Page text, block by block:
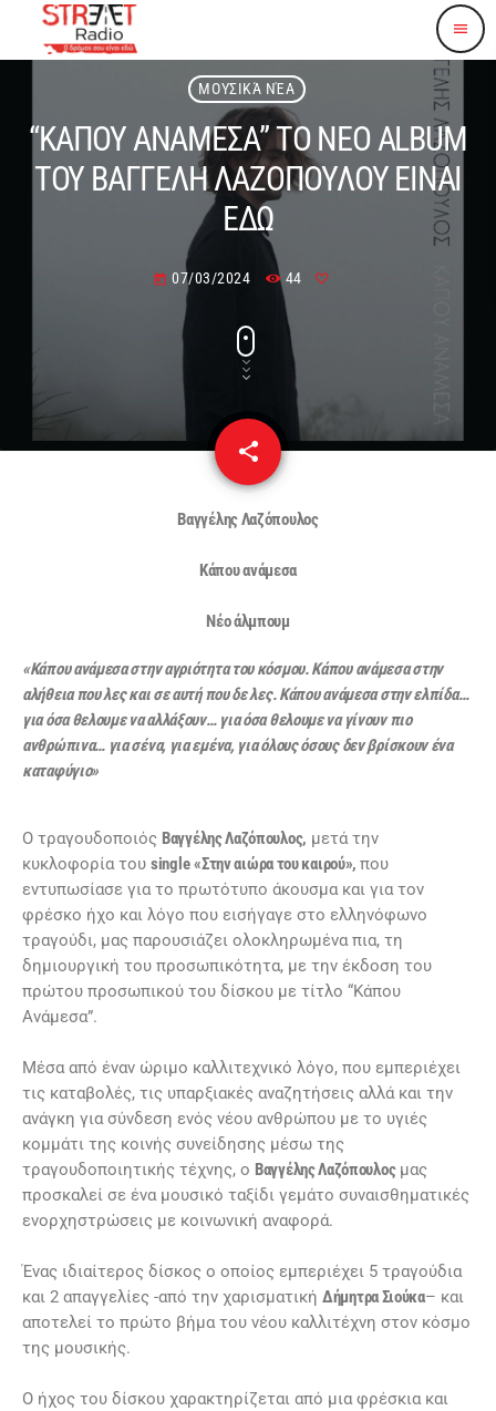
menu
ΜΟΥΣΙΚΆ ΝΈΑ
“ΚΑΠΟΥ ΑΝΑΜΕΣΑ” ΤΟ ΝΕΟ ALBUM
ΤΟΥ ΒΑΓΓΕΛΗ ΛΑΖΟΠΟΥΛΟΥ ΕΙΝΑΙ
ΕΔΩ
today 07/03/2024 44
share
email
Βαγγέλης Λαζόπουλος
Κάπου ανάμεσα
Νέο άλμπουμ
«Κάπου ανάμεσα στην αγριότητα του κόσμου. Κάπου ανάμεσα στην
αλήθεια που λες και σε αυτή που δε λες. Κάπου ανάμεσα στην ελπίδα…
για όσα θελουμε να αλλάξουν… για όσα θελουμε να γίνουν πιο
ανθρώπινα… για σένα, για εμένα, για όλους όσους δεν βρίσκουν ένα
καταφύγιο»
Ο τραγουδοποιός Βαγγέλης Λαζόπουλος, μετά την
κυκλοφορία του single «Στην αιώρα του καιρού», που
εντυπωσίασε για το πρωτότυπο άκουσμα και για τον
φρέσκο ήχο και λόγο που εισήγαγε στο ελληνόφωνο
τραγούδι, μας παρουσιάζει ολοκληρωμένα πια, τη
δημιουργική του προσωπικότητα, με την έκδοση του
πρώτου προσωπικού του δίσκου με τίτλο “Κάπου
Ανάμεσα”.
Μέσα από έναν ώριμο καλλιτεχνικό λόγο, που εμπεριέχει
τις καταβολές, τις υπαρξιακές αναζητήσεις αλλά και την
ανάγκη για σύνδεση ενός νέου ανθρώπου με το υγιές
κομμάτι της κοινής συνείδησης μέσω της
τραγουδοποιητικής τέχνης, ο Βαγγέλης Λαζόπουλοςμας
προσκαλεί σε ένα μουσικό ταξίδι γεμάτο συναισθηματικές
ενορχηστρώσεις με κοινωνική αναφορά.
Ένας ιδιαίτερος δίσκος ο οποίος εμπεριέχει 5 τραγούδια
και 2 απαγγελίες -από την χαρισματική Δήμητρα Σιούκα– και
αποτελεί το πρώτο βήμα του νέου καλλιτέχνη στον κόσμο
της μουσικής.
Ο ήχος του δίσκου χαρακτηρίζεται από μια φρέσκια και